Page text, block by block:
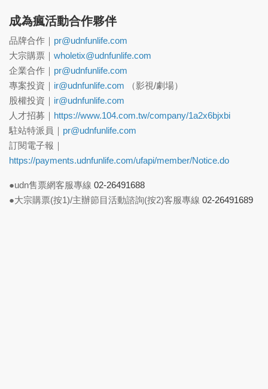
成為瘋活動合作夥伴
品牌合作｜ pr@udnfunlife.com
大宗購票｜ wholetix@udnfunlife.com
企業合作｜ pr@udnfunlife.com
專案投資｜ ir@udnfunlife.com （影視/劇場）
股權投資｜ ir@udnfunlife.com
人才招募｜ https://www.104.com.tw/company/1a2x6bjxbi
駐站特派員｜ pr@udnfunlife.com
訂閱電子報｜
https://payments.udnfunlife.com/ufapi/member/Notice.do
●udn售票網客服專線 02-26491688
●大宗購票(按1)/主辦節目活動諮詢(按2)客服專線 02-26491689